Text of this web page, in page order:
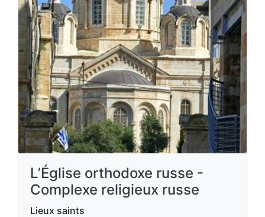
L’Église orthodoxe russe -
Complexe religieux russe
Lieux saints